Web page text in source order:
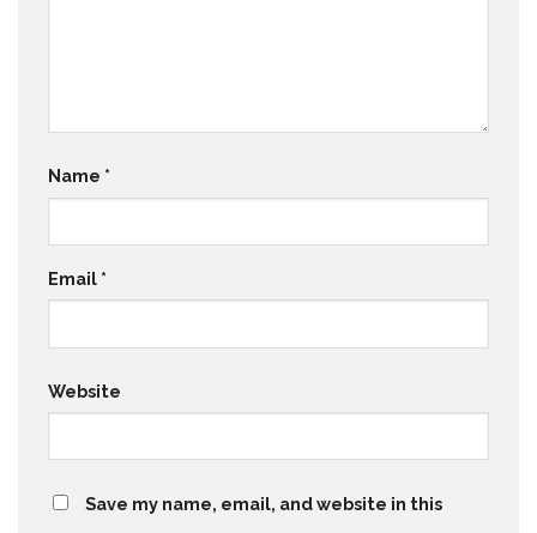
Name *
Email *
Website
Save my name, email, and website in this